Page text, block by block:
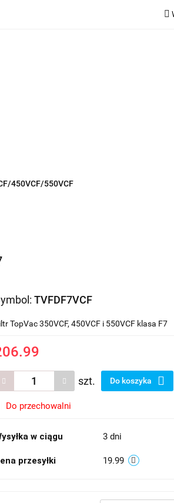
450VCF/550VCF
TVFDF7VCF
TopVac 350VCF, 450VCF i 550VCF klasa F7
szt. Do koszyka
Do przechowalni
w ciągu 3 dni
przesyłki 19.99